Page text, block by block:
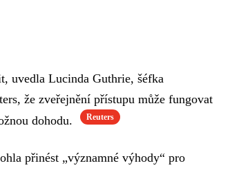
uvedla Lucinda Guthrie, šéfka
že zveřejnění přístupu může fungovat
dohodu.
Reuters
přinést „významné výhody“ pro